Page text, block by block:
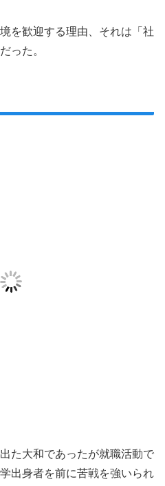
を歓迎する理由、それは「社
った。
た大和であったが就職活動で
出身者を前に苦戦を強いられ